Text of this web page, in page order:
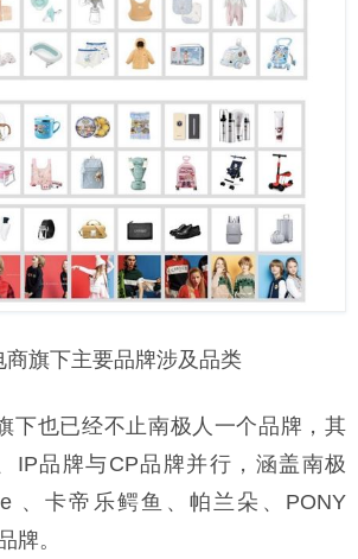
商旗下主要品牌涉及品类
下也已经不止南极人一个品牌，其
IP品牌与CP品牌并行，涵盖南极
、卡帝乐鳄鱼、帕兰朵、PONY
牌。